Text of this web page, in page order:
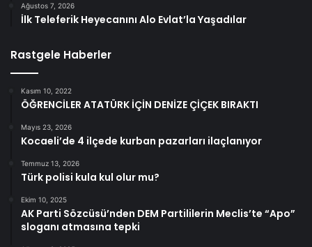
Ağustos 7, 2026
İlk Teleferik Heyecanını Alo Evlat’la Yaşadılar
Rastgele Haberler
Kasım 10, 2022
ÖĞRENCİLER ATATÜRK İÇİN DENİZE ÇİÇEK BIRAKTI
Mayıs 23, 2026
Kocaeli’de 4 ilçede kurban pazarları ilaçlanıyor
Temmuz 13, 2026
Türk polisi kula kul olur mu?
Ekim 10, 2025
AK Parti Sözcüsü’nden DEM Partililerin Meclis’te “Apo”
sloganı atmasına tepki